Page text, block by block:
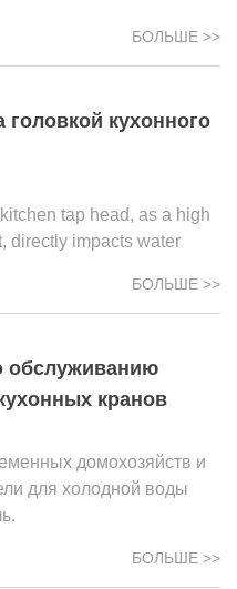
БОЛЬШЕ >>
головкой кухонного
tap head, as a high
directly impacts water
БОЛЬШЕ >>
обслуживанию
кранов
домохозяйств и
для холодной воды
БОЛЬШЕ >>